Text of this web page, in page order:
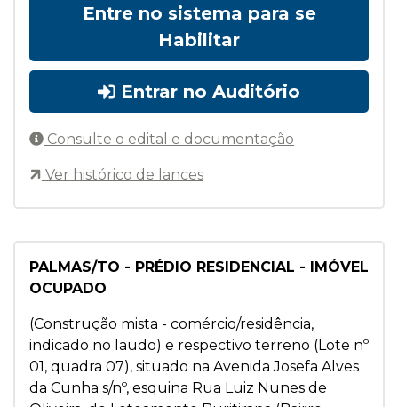
PALMAS/TO - PRÉDIO RESIDENCIAL - IMÓVEL
OCUPADO
(Construção mista - comércio/residência,
indicado no laudo) e respectivo terreno (Lote nº
01, quadra 07), situado na Avenida Josefa Alves
da Cunha s/nº, esquina Rua Luiz Nunes de
Entre no sistema para se
Habilitar
Entrar no Auditório
Consulte o edital e documentação
Ver histórico de lances